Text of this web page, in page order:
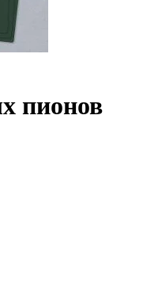
пионов